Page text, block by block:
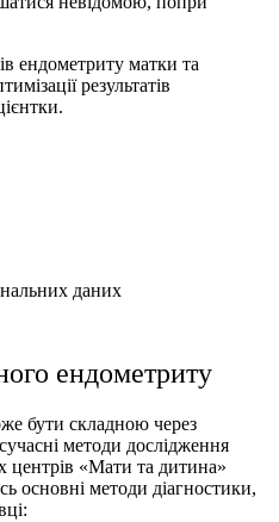
ендометриту матки та
результатів
даних
ендометриту
бути складною через
методи дослідження
центрiв «Мати та дитина»
основні методи діагностики,